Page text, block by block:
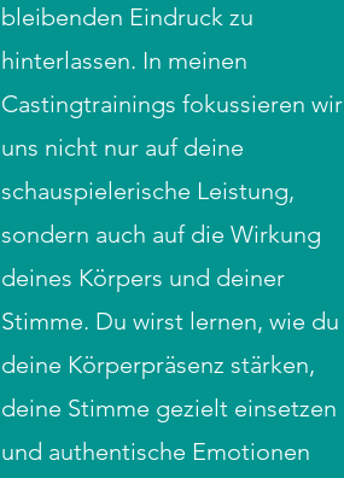
bleibenden Eindruck zu
hinterlassen. In meinen
Castingtrainings fokussieren wir
uns nicht nur auf deine
schauspielerische Leistung,
sondern auch auf die Wirkung
deines Körpers und deiner
Stimme. Du wirst lernen, wie du
deine Körperpräsenz stärken,
deine Stimme gezielt einsetzen
und authentische Emotionen